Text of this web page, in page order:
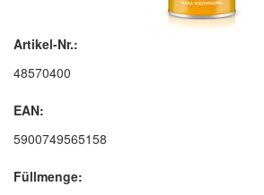
Artikel-Nr.:
48570400
EAN:
5900749565158
Füllmenge: